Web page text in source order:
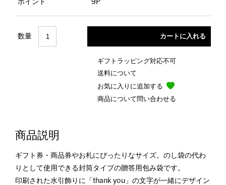
ポイント
9P
数量
ギフトラッピング対応不可
送料について
お気に入りに追加する
商品について問い合わせる
商品説明
ギフト券・商品券やお札にぴったりなサイズ。のし袋の代わ
りとして使用できる封筒タイプの贈答用包み袋です。
印刷された水引飾りに「thank you」の文字が一緒にデザイン